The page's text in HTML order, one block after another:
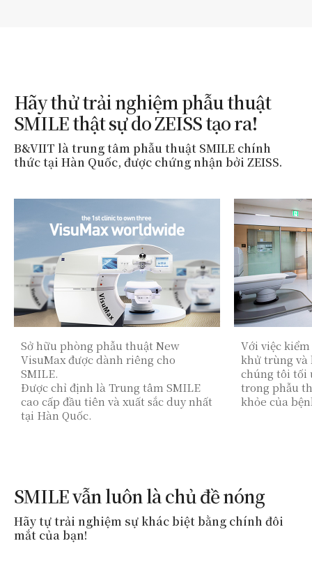
Hãy thử trải nghiệm phẫu thuật
SMILE thật sự do ZEISS tạo ra!
B&VIIT là trung tâm phẫu thuật SMILE chính
thức tại Hàn Quốc, được chứng nhận bởi ZEISS.
Sở hữu phòng phẫu thuật New
VisuMax được dành riêng cho
SMILE.
Được chỉ định là Trung tâm SMILE
cao cấp đầu tiên và xuất sắc duy nhất
tại Hàn Quốc.
Với việc
khử trùng và
chúng tôi tối
trong phẫu
khỏe của
SMILE vẫn luôn là chủ đề nóng
Hãy tự trải nghiệm sự khác biệt bằng chính đôi
mắt của bạn!